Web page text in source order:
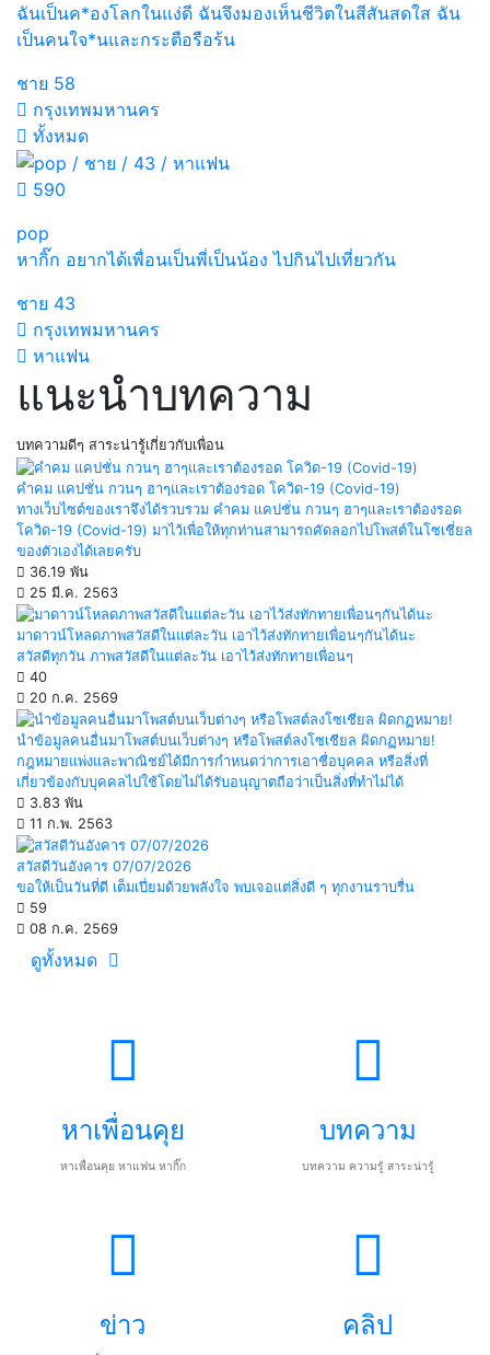
ฉันเป็นค*องโลกในแง่ดี ฉันจึงมองเห็นชีวิตในสีสันสดใส ฉัน
เป็นคนใจ*นและกระตือรือร้น
ชาย 58
กรุงเทพมหานคร
ทั้งหมด
590
pop
หากิ๊ก อยากได้เพื่อนเป็นพี่เป็นน้อง ไปกินไปเที่ยวกัน
ชาย 43
กรุงเทพมหานคร
หาแฟน
แนะนำบทความ
บทความดีๆ สาระน่ารู้เกี่ยวกับเพื่อน
คำคม แคปชั่น กวนๆ ฮาๆและเราต้องรอด โควิด-19 (Covid-19)
ทางเว็บไซต์ของเราจึงได้รวบรวม คำคม แคปชั่น กวนๆ ฮาๆและเราต้องรอด
โควิด-19 (Covid-19) มาไว้เพื่อให้ทุกท่านสามารถคัดลอกไปโพสต์ในโซเชี่ยล
ของตัวเองได้เลยครับ
36.19 พัน
25 มี.ค. 2563
มาดาวน์โหลดภาพสวัสดีในแต่ละวัน เอาไว้ส่งทักทายเพื่อนๆกันได้นะ
สวัสดีทุกวัน ภาพสวัสดีในแต่ละวัน เอาไว้ส่งทักทายเพื่อนๆ
40
20 ก.ค. 2569
นำข้อมูลคนอื่นมาโพสต์บนเว็บต่างๆ หรือโพสต์ลงโซเชียล ผิดกฏหมาย!
กฎหมายแพ่งและพาณิชย์ได้มีการกำหนดว่าการเอาชื่อบุคคล หรือสิ่งที่
เกี่ยวข้องกับบุคคลไปใช้โดยไม่ได้รับอนุญาตถือว่าเป็นสิ่งที่ทำไม่ได้
3.83 พัน
11 ก.พ. 2563
สวัสดีวันอังคาร 07/07/2026
ขอให้เป็นวันที่ดี เต็มเปี่ยมด้วยพลังใจ พบเจอแต่สิ่งดี ๆ ทุกงานราบรื่น
59
08 ก.ค. 2569
ดูทั้งหมด
หาเพื่อนคุย
หาเพื่อนคุย หาแฟน หากิ๊ก
บทความ
บทความ ความรู้ สาระน่ารู้
ข่าว คลิป